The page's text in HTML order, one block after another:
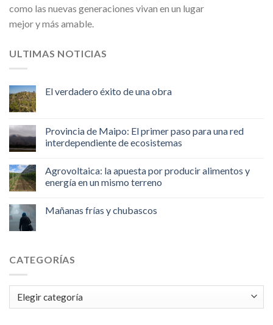
como las nuevas generaciones vivan en un lugar
mejor y más amable.
ULTIMAS NOTICIAS
El verdadero éxito de una obra
Provincia de Maipo: El primer paso para una red
interdependiente de ecosistemas
Agrovoltaica: la apuesta por producir alimentos y
energía en un mismo terreno
Mañanas frías y chubascos
CATEGORÍAS
Categorías